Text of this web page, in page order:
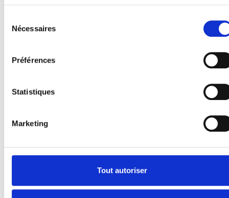
Nécessaires
Préférences
Statistiques
Marketing
Tout autoriser
Produits
Spacefloor® LX
Apprendre